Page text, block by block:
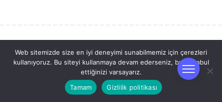
İlgili Yazılar
Web sitemizde size en iyi deneyimi sunabilmemiz için çerezleri
kullanıyoruz. Bu siteyi kullanmaya devam ederseniz, bunu kabul
ettiğinizi varsayarız.
Tamam
Gizlilik politikası